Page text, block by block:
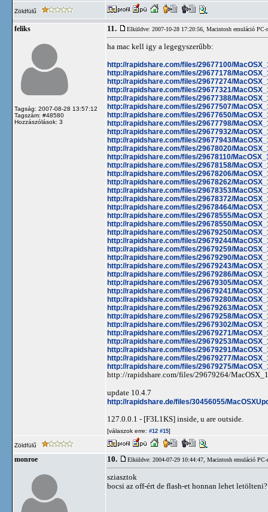
Zöldfülű
feliks
Tagság: 2007-08-28 13:57:12
Tagszám: #48580
Hozzászólások: 3
11. Elküldve: 2007-10-28 17:20:56, Macintosh emuláció PC-
ha mac kell igy a legegyszerűbb:
http://rapidshare.com/files/29677100/
http://rapidshare.com/files/29677178/
http://rapidshare.com/files/29677274/
http://rapidshare.com/files/29677321/
http://rapidshare.com/files/29677388/
http://rapidshare.com/files/29677507/
http://rapidshare.com/files/29677650/
http://rapidshare.com/files/29677798/
http://rapidshare.com/files/29677932/
http://rapidshare.com/files/29677943/
http://rapidshare.com/files/29678020/
http://rapidshare.com/files/29678110/
http://rapidshare.com/files/29678158/
http://rapidshare.com/files/29678206/
http://rapidshare.com/files/29678262/
http://rapidshare.com/files/29678353/
http://rapidshare.com/files/29678372/
http://rapidshare.com/files/29678464/
http://rapidshare.com/files/29678555/
http://rapidshare.com/files/29678550/
http://rapidshare.com/files/29679250/
http://rapidshare.com/files/29679244/
http://rapidshare.com/files/29679259/
http://rapidshare.com/files/29679290/
http://rapidshare.com/files/29679243/
http://rapidshare.com/files/29679286/
http://rapidshare.com/files/29679305/
http://rapidshare.com/files/29679241/
http://rapidshare.com/files/29679280/
http://rapidshare.com/files/29679263/
http://rapidshare.com/files/29679258/
http://rapidshare.com/files/29679302/
http://rapidshare.com/files/29679271/
http://rapidshare.com/files/29679253/
http://rapidshare.com/files/29679291/
http://rapidshare.com/files/29679277/
http://rapidshare.com/files/29679275/
http://rapidshare.com/files/29679264/
update 10.4.7
http://rapidshare.de/files/30456055/
127.0.0.1 - [F3L1KS] inside, u are outside.
[válaszok erre: #12 #15]
Zöldfülű
monroe 10. Elküldve: 2004-07-29 10:44:47, Macintosh emuláció PC-
sziasztok
bocsi az off-ért de flash-et honnan lehet letölteni?